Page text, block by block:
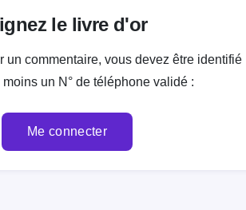
le livre d'or
un commentaire, vous devez être identifié
un N° de téléphone validé :
Me connecter